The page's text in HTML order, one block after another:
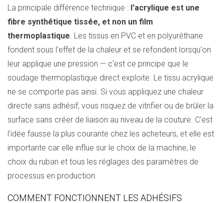
La principale différence technique : l'acrylique est une
fibre synthétique tissée, et non un film
thermoplastique. Les tissus en PVC et en polyuréthane
fondent sous l'effet de la chaleur et se refondent lorsqu'on
leur applique une pression — c'est ce principe que le
soudage thermoplastique direct exploite. Le tissu acrylique
ne se comporte pas ainsi. Si vous appliquez une chaleur
directe sans adhésif, vous risquez de vitrifier ou de brûler la
surface sans créer de liaison au niveau de la couture. C'est
l'idée fausse la plus courante chez les acheteurs, et elle est
importante car elle influe sur le choix de la machine, le
choix du ruban et tous les réglages des paramètres de
processus en production.
COMMENT FONCTIONNENT LES ADHÉSIFS